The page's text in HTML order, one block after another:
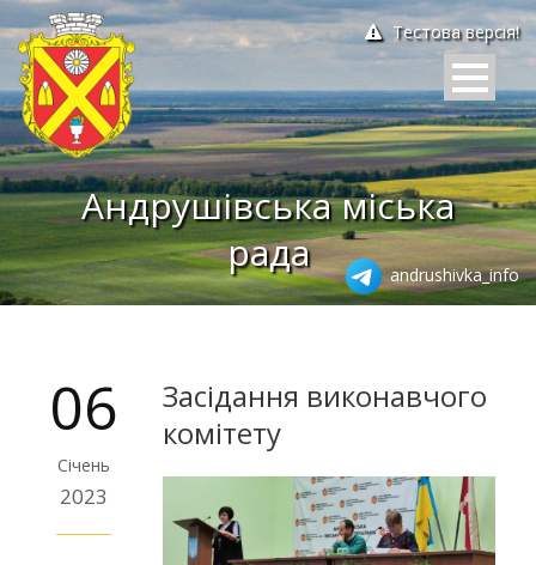
Тестова версія!
Андрушівська міська
рада
andrushivka_info
06
Січень
2023
Засідання виконавчого
комітету